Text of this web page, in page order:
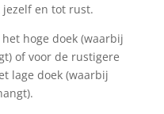
jezelf en tot rust.
hoge doek (waarbij
of voor de rustigere
lage doek (waarbij